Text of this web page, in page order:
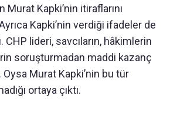
Murat Kapki’nin itiraflarını
Kapki’nin verdiği ifadeler de
CHP lideri, savcıların, hâkimlerin
soruşturmadan maddi kazanç
Oysa Murat Kapki’nin bu tür
ortaya çıktı.